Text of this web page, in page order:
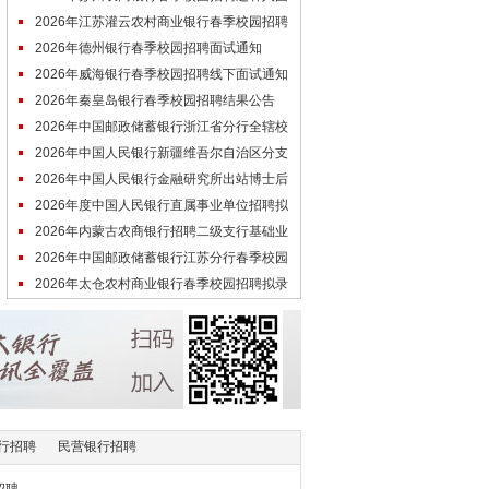
体检人员名单（第三批）
2026年江苏灌云农村商业银行春季校园招聘
拟录用人员名单公示
2026年德州银行春季校园招聘面试通知
2026年威海银行春季校园招聘线下面试通知
2026年秦皇岛银行春季校园招聘结果公告
2026年中国邮政储蓄银行浙江省分行全辖校
园招聘第一批拟录用人员公示
2026年中国人民银行新疆维吾尔自治区分支
机构拟录用公务员公示公告（第二批
2026年中国人民银行金融研究所出站博士后
招聘拟聘用人员公示
2026年度中国人民银行直属事业单位招聘拟
聘用人员公示（第三批）
2026年内蒙古农商银行招聘二级支行基础业
务岗入围人选公告
2026年中国邮政储蓄银行江苏分行春季校园
招聘线下二面面试经验
2026年太仓农村商业银行春季校园招聘拟录
招聘 民营银行招聘